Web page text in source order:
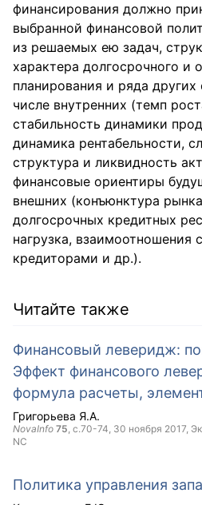
финансирования должно
выбранной финансовой
из решаемых ею задач,
характера долгосрочного и
планирования и ряда
числе внутренних (темп
стабильность динамики
динамика рентабельности,
структура и ликвидность
финансовые ориентиры
внешних (конъюнктура
долгосрочных кредитных
нагрузка, взаимоотношения
кредиторами и др.).
Читайте также
Финансовый леверидж:
Эффект финансового
формула расчеты,
Григорьева Я.А.
NovaInfo 75, с.70-74, 30 ноября 2017,
NC
Политика управления